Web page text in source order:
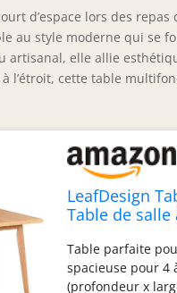
d’espace lors des
au style moderne qui se
artisanal, elle allie
l’étroit, cette table
LeafDesign
Table de salle
Pour 6 à 10
Table parfaite
spacieuse pour 4
(profondeur x